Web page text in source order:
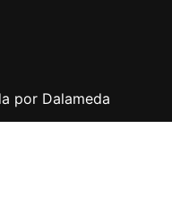
por Dalameda